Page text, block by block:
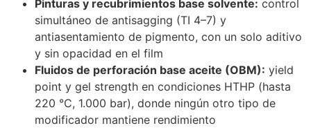
Pinturas y recubrimientos base solvente: control
simultáneo de antisagging (TI 4–7) y
antiasentamiento de pigmento, con un solo aditivo
y sin opacidad en el film
Fluidos de perforación base aceite (OBM): yield
point y gel strength en condiciones HTHP (hasta
220 °C, 1.000 bar), donde ningún otro tipo de
modificador mantiene rendimiento